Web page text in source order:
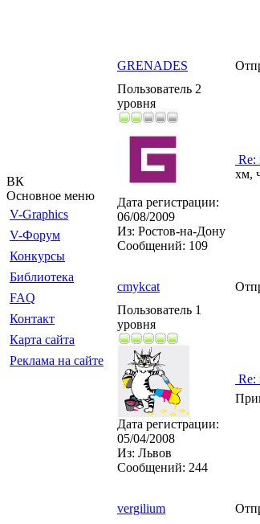
ВК
Основное меню
V-Graphics
V-Форум
Конкурсы
Библиотека
FAQ
Контакт
Карта сайта
Реклама на сайте
GRENADES
Пользователь 2
уровня
Дата регистрации:
06/08/2009
Из: Ростов-на-Дону
Сообщений: 109
Re:
хм,
cmykcat
Пользователь 1
уровня
Дата регистрации:
05/04/2008
Из: Львов
Сообщений: 244
Re:
vergilium